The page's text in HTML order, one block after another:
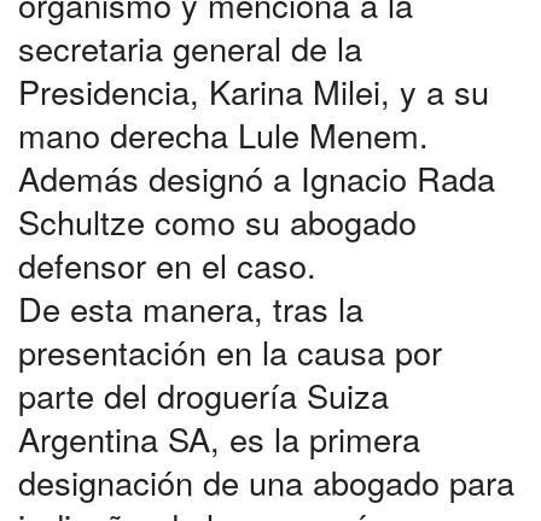
secretaria general de la
Presidencia, Karina Milei, y a su
mano derecha Lule Menem.
Además designó a Ignacio Rada
Schultze como su abogado
defensor en el caso.
De esta manera, tras la
presentación en la causa por
parte del droguería Suiza
Argentina SA, es la primera
designación de una abogado para